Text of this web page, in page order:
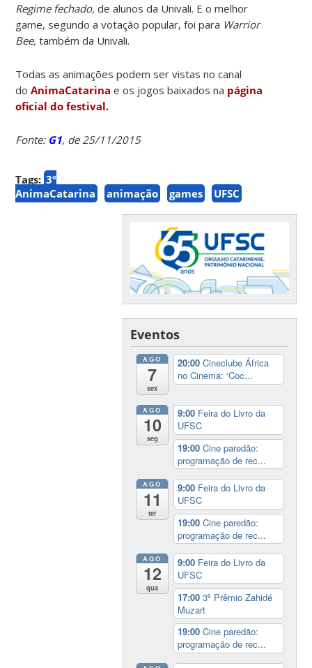
Regime fechado, de alunos da Univali. E o melhor
game, segundo a votação popular, foi para Warrior
Bee, também da Univali.
Todas as animações podem ser vistas no canal
doAnimaCatarina e os jogos baixados na página
oficial do festival.
Fonte: G1, de 25/11/2015
Tags: 3º
AnimaCatarina
animação games UFSC
Eventos
AGO
7
sex
20:00Cineclube África
no Cinema: ‘Coc...
AGO
10
seg
9:00 Feira do Livro da
UFSC
19:00Cine paredão:
programação de rec...
AGO
11
ter
9:00 Feira do Livro da
UFSC
19:00Cine paredão:
programação de rec...
AGO
12
qua
9:00 Feira do Livro da
UFSC
17:003º Prêmio Zahidé
Muzart
19:00Cine paredão:
programação de rec...